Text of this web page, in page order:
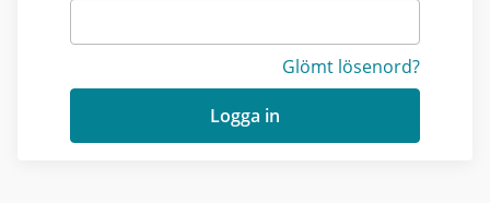
Glömt lösenord?
Logga in